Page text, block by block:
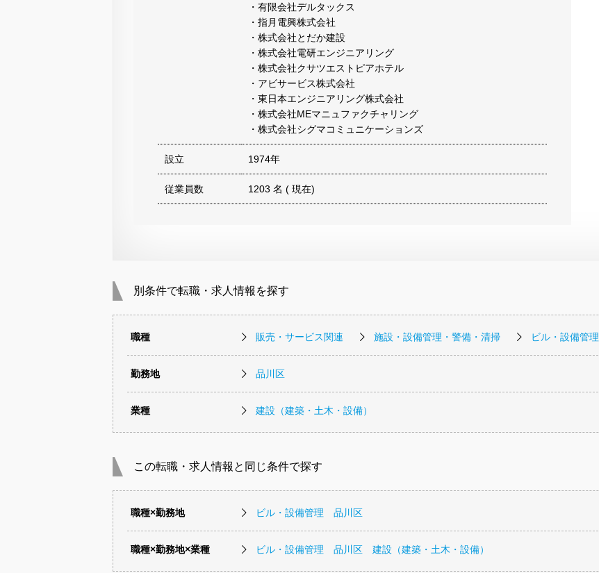
・有限会社デルタックス
・指月電興株式会社
・株式会社とだか建設
・株式会社電研エンジニアリング
・株式会社クサツエストピアホテル
・アビサービス株式会社
・東日本エンジニアリング株式会社
・株式会社MEマニュファクチャリング
・株式会社シグマコミュニケーションズ
設立 1974年
従業員数 1203 名 ( 現在)
別条件で転職・求人情報を探す
職種 販売・サービス関連 施設・設備管理・警備・清掃 ビル・設備管理
勤務地 品川区
業種 建設（建築・土木・設備）
この転職・求人情報と同じ条件で探す
職種×勤務地 ビル・設備管理 品川区
職種×勤務地×業種 ビル・設備管理 品川区 建設（建築・土木・設備）